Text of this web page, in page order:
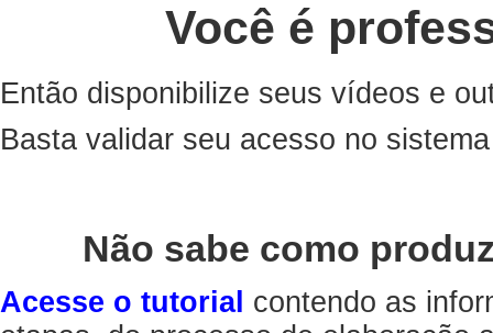
Você é
Então disponibilize seus vídeos e
Basta validar seu acesso no
Não sabe como
Acesse o tutorial contendo as